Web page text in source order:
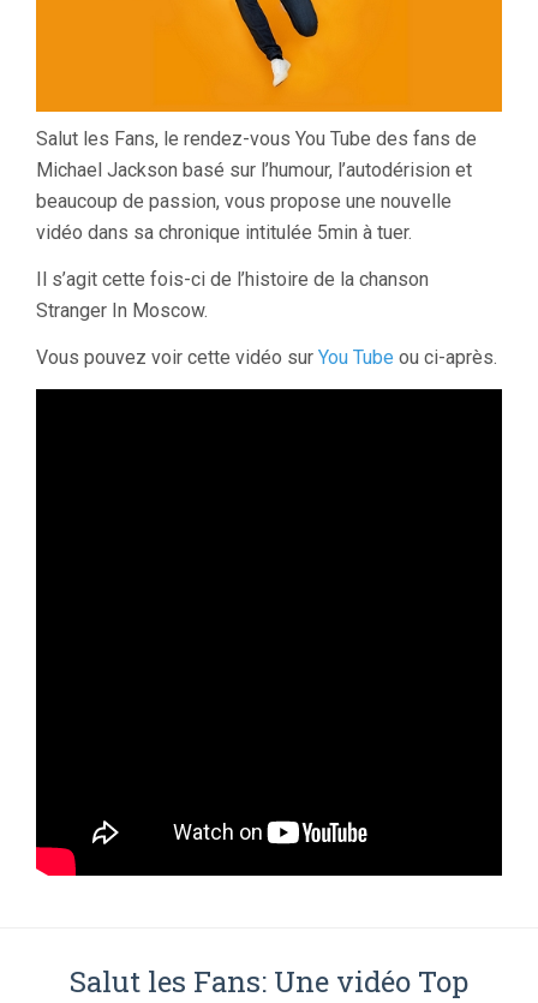
Salut les Fans, le rendez-vous You Tube des fans de
Michael Jackson basé sur l’humour, l’autodérision et
beaucoup de passion, vous propose une nouvelle
vidéo dans sa chronique intitulée 5min à tuer.
Il s’agit cette fois-ci de l’histoire de la chanson
Stranger In Moscow.
Vous pouvez voir cette vidéo sur You Tube ou ci-après.
Salut les Fans: Une vidéo Top